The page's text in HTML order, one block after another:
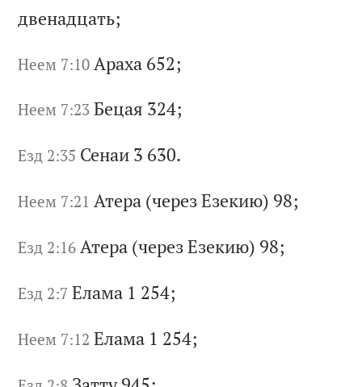
двенадцать;
Неем 7:10 Араха 652;
Неем 7:23 Бецая 324;
Езд 2:35 Сенаи 3 630.
Неем 7:21 Атера (черезЕзекию) 98;
Езд 2:16 Атера (черезЕзекию) 98;
Езд 2:7 Елама 1 254;
Неем 7:12 Елама 1 254;